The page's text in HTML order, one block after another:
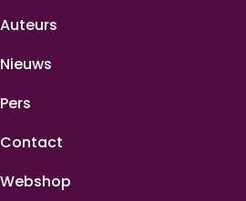
Auteurs
Nieuws
Pers
Contact
Webshop